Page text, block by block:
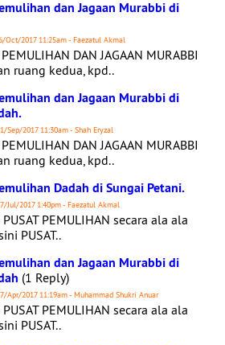
dan Jagaan Murabbi di
Oct/2017 11:25am - Faezatul Akmal
DAN JAGAAN MURABBI
ruang kedua, kpd..
dan Jagaan Murabbi di
Sep/2017 11:30am - Shah Eryzal
DAN JAGAAN MURABBI
ruang kedua, kpd..
Dadah di Sungai Petani.
Jul/2017 1:40pm - Faezatul Akmal
PEMULIHAN secara ala ala
PUSAT..
dan Jagaan Murabbi di
(1 Reply)
Apr/2017 11:19am - Muhammad Shukri Anuar
PEMULIHAN secara ala ala
PUSAT..